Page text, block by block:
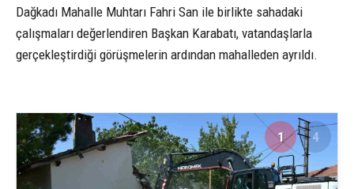
Dağkadı Mahalle Muhtarı Fahri San ile birlikte sahadaki
çalışmaları değerlendiren Başkan Karabatı, vatandaşlarla
gerçekleştirdiği görüşmelerin ardından mahalleden ayrıldı.
1 4